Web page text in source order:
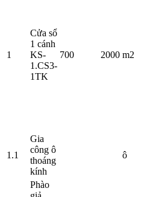
1
Cửa sổ
1 cánh
KS-
1.CS3-
1TK
700 2000 m2
1.1
Gia
công ô
thoáng
kính
ô
Phào